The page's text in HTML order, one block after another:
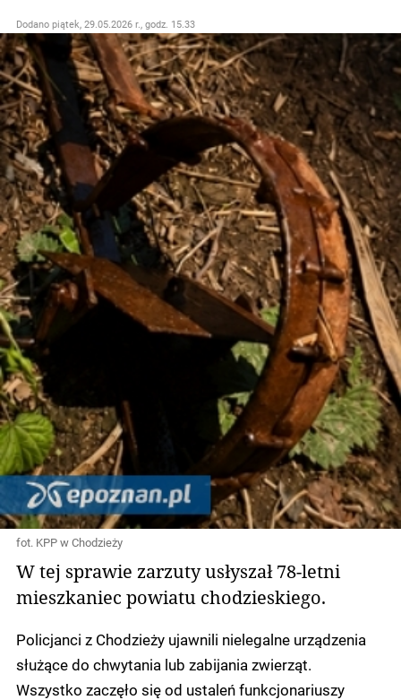
Dodano piątek, 29.05.2026 r., godz. 15.33
fot. KPP w Chodzieży
W tej sprawie zarzuty usłyszał 78-letni
mieszkaniec powiatu chodzieskiego.
Policjanci z Chodzieży ujawnili nielegalne urządzenia
służące do chwytania lub zabijania zwierząt.
Wszystko zaczęło się od ustaleń funkcjonariuszy